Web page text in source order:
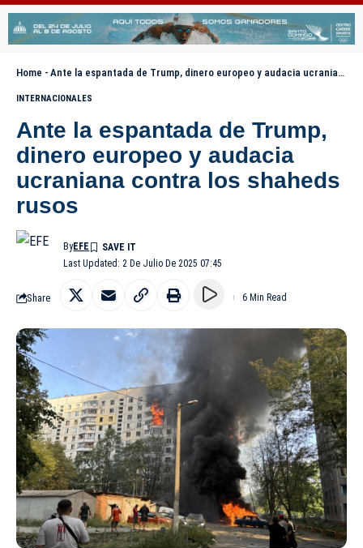
Home - Ante la espantada de Trump, dinero europeo y audacia ucraniana contra los shaheds rusos
INTERNACIONALES
Ante la espantada de Trump,
dinero europeo y audacia
ucraniana contra los shaheds
rusos
Last Updated: 2 De Julio De 2025 07:45
ByEFE
Share 6 Min Read